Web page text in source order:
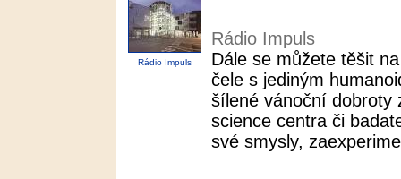
Rádio Impuls
Rádio Impuls
Dále se můžete těšit
čele s jediným
šílené vánoční dobroty
science centra či
své smysly,